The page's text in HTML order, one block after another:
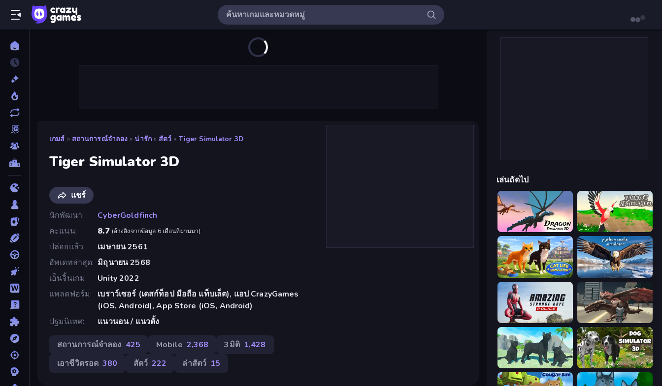
เกมส์ » สถานการณ์จำลอง » น่ารัก » สัตว์ » Tiger Simulator 3D
Tiger Simulator 3D
แชร์
นักพัฒนา
CyberGoldfinch
คะแนน
8.7 (อ้างอิงจากข้อมูล 6 เดือนที่ผ่านมา)
ปล่อยแล้ว
เมษายน 2561
อัพเดทล่าสุด มิถุนายน 2568
เอ็นจิ้นเกม
Unity 2022
แพลตฟอร์ม
เบราว์เซอร์ (เดสก์ท็อป มือถือ แท็บเล็ต), แอป CrazyGames
(iOS, Android), App Store (iOS, Android)
ปฐมนิเทศ
แนวนอน / แนวตั้ง
สถานการณ์จำลอง 425 Mobile 2,368 3มิติ 1,428
เอาชีวิตรอด 380 สัตว์ 222 ล่าสัตว์ 15
เล่นถัดไป
Dragon Simulator 3D Parrot Simulator
Cat Life Simulator 3D Python Snake Simulator
Amazing Strange Rope Police Dragon Vice City
Panther Family Simulator 3D Dog Simulator 3D